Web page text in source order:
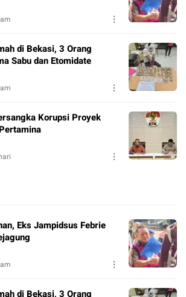
di Bekasi, 3 Orang
Sabu dan Etomidate
Korupsi Proyek
Eks Jampidsus Febrie
di Bekasi, 3 Orang